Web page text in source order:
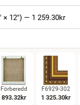
× 12") — 1 259.30kr
Förberedd
893.32kr
F6929-302
1 325.30kr